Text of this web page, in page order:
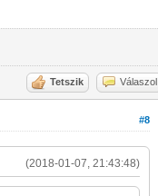
Tetszik Válaszol
#8
(2018-01-07, 21:43:48)